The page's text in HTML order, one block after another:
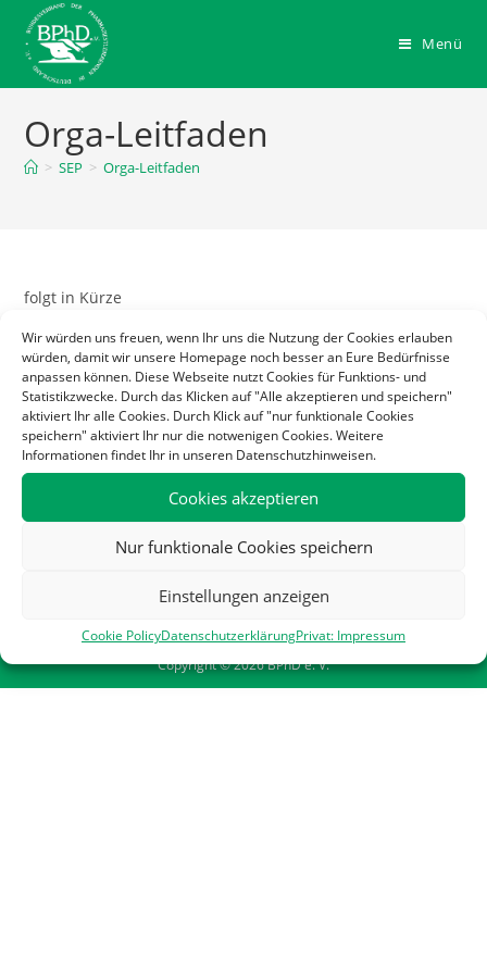
Wir würden uns freuen, wenn Ihr uns die Nutzung der Cookies erlauben
würden, damit wir unsere Homepage noch besser an Eure Bedürfnisse
anpassen können. Diese Webseite nutzt Cookies für Funktions- und
Statistikzwecke. Durch das Klicken auf "Alle akzeptieren und speichern"
aktiviert Ihr alle Cookies. Durch Klick auf "nur funktionale Cookies
speichern" aktiviert Ihr nur die notwenigen Cookies. Weitere
Informationen findet Ihr in unseren Datenschutzhinweisen.
Cookies akzeptieren
Nur funktionale Cookies speichern
Einstellungen anzeigen
Cookie PolicyDatenschutzerklärungPrivat: Impressum
Inhalt
springen
Menü
Orga-Leitfaden
> SEP > Orga-Leitfaden
folgt in Kürze
Datenschutzerklärung Impressum Cookie Policy
Copyright © 2026 BPhD e. V.